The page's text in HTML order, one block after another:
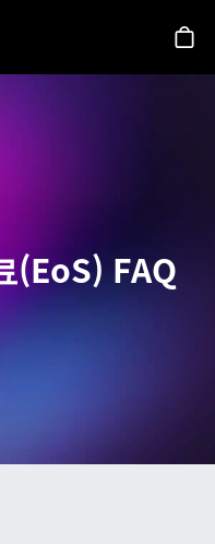
to main content
스
(EoS) FAQ